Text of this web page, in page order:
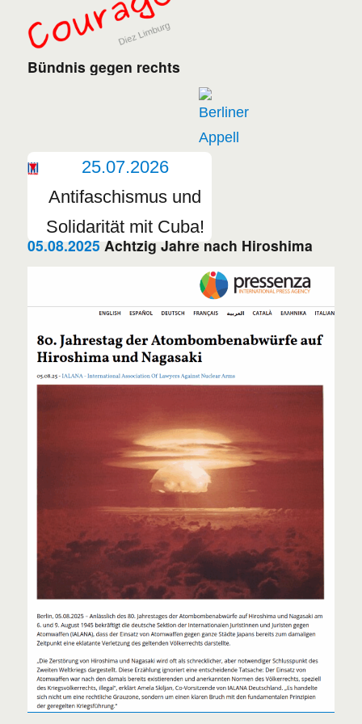
Bündnis gegen rechts
25.07.2026
Antifaschismus und
Solidarität mit Cuba!
05.08.2025 Achtzig Jahre nach Hiroshima